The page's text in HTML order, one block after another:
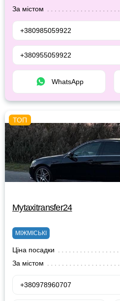
За містом
+380985059922
+380955059922
WhatsApp
Mytaxitransfer24
МІЖМІСЬКІ
Ціна посадки
За містом
+380978960707